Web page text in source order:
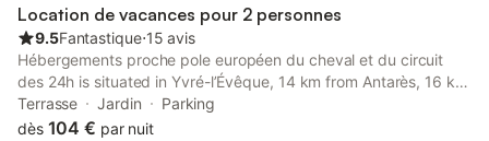
Location de vacances pour 2 personnes
9.5Fantastique⋅15 avis
Hébergements proche pole européen du cheval et du circuit
des 24h is situated in Yvré-lʼÉvêque, 14 km from Antarès, 16 km
from Le Mans Circuit, and 5.7 km from Le Mansgolfier Golf Club.
Terrasse Jardin
Parking
dès 104 € par nuit